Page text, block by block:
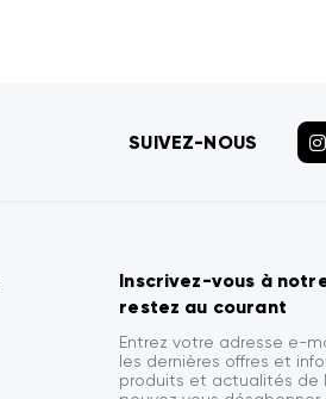
SUIVEZ-NOUS
Inscrivez-vous à
restez au courant
Entrez votre adresse e-
les dernières offres et
produits et actualités de